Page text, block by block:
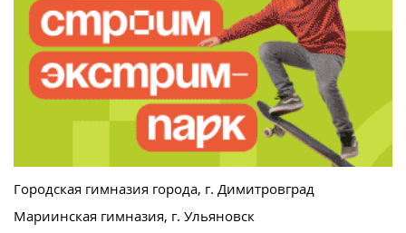
Городская гимназия города, г. Димитровград
Мариинская гимназия, г. Ульяновск